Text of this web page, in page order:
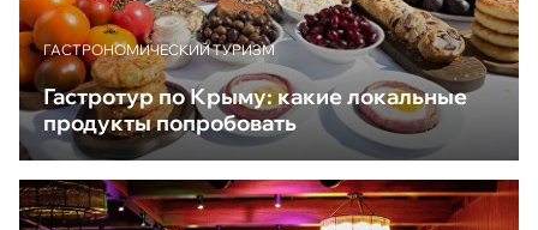
ГАСТРОНОМИЧЕСКИЙ ТУРИЗМ
Гастротур по Крыму: какие локальные
продукты попробовать